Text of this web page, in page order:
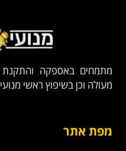
מתמחים באספקה והתקנת
מעולה וכן בשיפוץ ראשי
מפת אתר